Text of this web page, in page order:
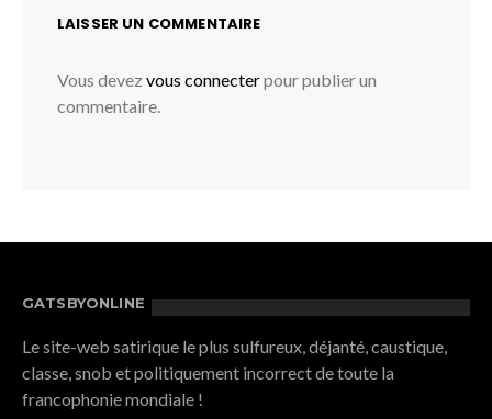
LAISSER UN COMMENTAIRE
Vous devez vous connecterpour publier un
commentaire.
GATSBYONLINE
Le site-web satirique le plus sulfureux, déjanté, caustique,
classe, snob et politiquement incorrect de toute la
francophonie mondiale !